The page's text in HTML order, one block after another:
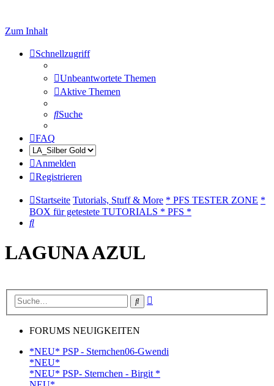
Zum Inhalt
Schnellzugriff
Unbeantwortete Themen
Aktive Themen
Suche
FAQ
Anmelden
Registrieren
Startseite Tutorials, Stuff & More * PFS TESTER ZONE *
BOX für getestete TUTORIALS * PFS *
Suche
LAGUNA AZUL
Suche
FORUMS NEUIGKEITEN
*NEU* PSP - Sternchen06-Gwendi
*NEU*
*NEU* PSP- Sternchen - Birgit *